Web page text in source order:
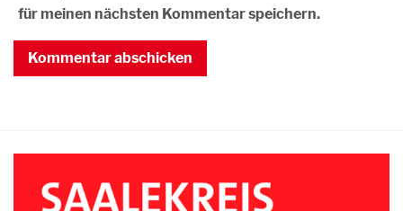
für meinen nächsten Kommentar speichern.